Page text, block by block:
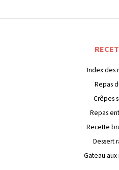
Index des
Repas
Crêpes
Repas
Recette
Dessert
Gateau